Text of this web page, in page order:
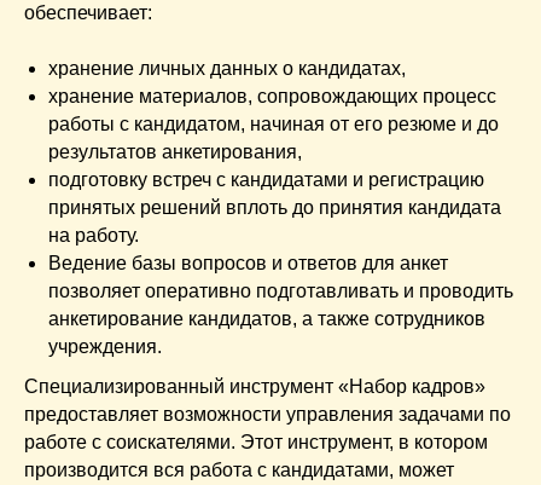
обеспечивает:
хранение личных данных о кандидатах,
хранение материалов, сопровождающих процесс
работы с кандидатом, начиная от его резюме и до
результатов анкетирования,
подготовку встреч с кандидатами и регистрацию
принятых решений вплоть до принятия кандидата
на работу.
Ведение базы вопросов и ответов для анкет
позволяет оперативно подготавливать и проводить
анкетирование кандидатов, а также сотрудников
учреждения.
Специализированный инструмент «Набор кадров»
предоставляет возможности управления задачами по
работе с соискателями. Этот инструмент, в котором
производится вся работа с кандидатами, может